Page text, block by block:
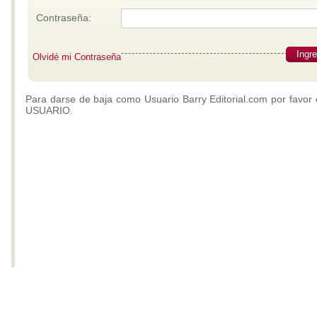
Contraseña:
Olvidé mi Contraseña
Para darse de baja como Usuario Barry Editorial.com por
USUARIO.